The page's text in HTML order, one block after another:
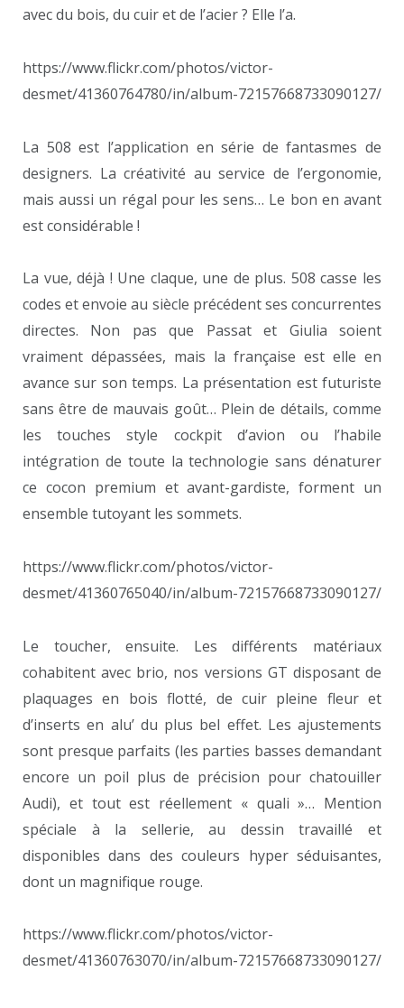
avec du bois, du cuir et de l’acier ? Elle l’a.
https://www.flickr.com/photos/victor-
desmet/41360764780/in/album-72157668733090127/
La 508 est l’application en série de fantasmes de
designers. La créativité au service de l’ergonomie,
mais aussi un régal pour les sens… Le bon en avant
est considérable !
La vue, déjà ! Une claque, une de plus. 508 casse les
codes et envoie au siècle précédent ses concurrentes
directes. Non pas que Passat et Giulia soient
vraiment dépassées, mais la française est elle en
avance sur son temps. La présentation est futuriste
sans être de mauvais goût… Plein de détails, comme
les touches style cockpit d’avion ou l’habile
intégration de toute la technologie sans dénaturer
ce cocon premium et avant-gardiste, forment un
ensemble tutoyant les sommets.
https://www.flickr.com/photos/victor-
desmet/41360765040/in/album-72157668733090127/
Le toucher, ensuite. Les différents matériaux
cohabitent avec brio, nos versions GT disposant de
plaquages en bois flotté, de cuir pleine fleur et
d’inserts en alu’ du plus bel effet. Les ajustements
sont presque parfaits (les parties basses demandant
encore un poil plus de précision pour chatouiller
Audi), et tout est réellement « quali »… Mention
spéciale à la sellerie, au dessin travaillé et
disponibles dans des couleurs hyper séduisantes,
dont un magnifique rouge.
https://www.flickr.com/photos/victor-
desmet/41360763070/in/album-72157668733090127/